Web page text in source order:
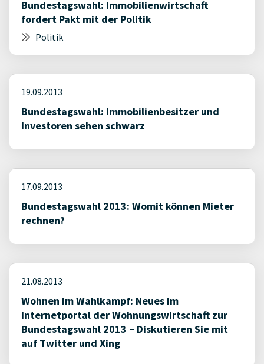
Bundestagswahl: Immobilienwirtschaft
fordert Pakt mit der Politik
Politik
19.09.2013
Bundestagswahl: Immobilienbesitzer und
Investoren sehen schwarz
17.09.2013
Bundestagswahl 2013: Womit können Mieter
rechnen?
21.08.2013
Wohnen im Wahlkampf: Neues im
Internetportal der Wohnungswirtschaft zur
Bundestagswahl 2013 – Diskutieren Sie mit
auf Twitter und Xing